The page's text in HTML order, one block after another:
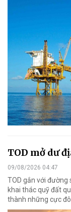
TOD mở dư
09/08/2026 04:47
TOD gắn với
khai thác quỹ đất
thành những cực đô